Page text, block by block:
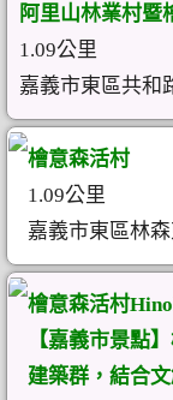
阿里山林業村暨
1.09公里
嘉義市東區共和
檜意森活村
1.09公里
嘉義市東區林
檜意森活村
【嘉義市景點
建築群，結合